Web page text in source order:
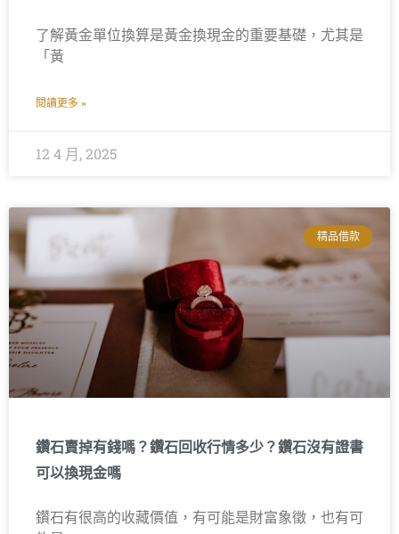
了解黃金單位換算是黃金換現金的重要基礎，尤其是
「黃
閱讀更多 »
12 4 月, 2025
精品借款
鑽石賣掉有錢嗎？鑽石回收行情多少？鑽石沒有證書
可以換現金嗎
鑽石有很高的收藏價值，有可能是財富象徵，也有可